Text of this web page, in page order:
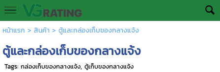
หน้าแรก > สินค้า> ตู้และกล่องเก็บของกลางแจ้ง
ตู้และกล่องเก็บของกลางแจ้ง
Tags: กล่องเก็บของกลางแจ้ง, ตู้เก็บของกลางแจ้ง